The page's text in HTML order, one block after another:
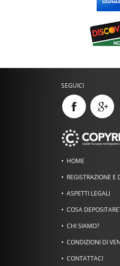
SEGUICI
HOME
REGISTRAZIONE E
ASPETTI LEGALI
COSA
CHI SIAMO?
CONDIZIONI DI
CONTATTACI